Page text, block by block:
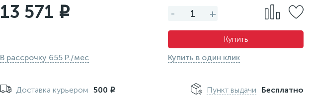
13 571 i
В рассрочку 655 Р./мес
- +
Купить
Купить в один клик
Доставка курьером 500 i Пункт выдачи Бесплатно